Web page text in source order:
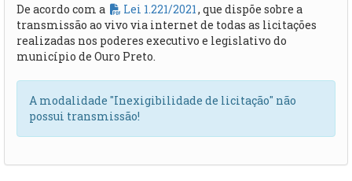
De acordo com a Lei 1.221/2021 , que dispõe sobre a
transmissão ao vivo via internet de todas as licitações
realizadas nos poderes executivo e legislativo do
município de Ouro Preto.
A modalidade "Inexigibilidade de licitação" não
possui transmissão!